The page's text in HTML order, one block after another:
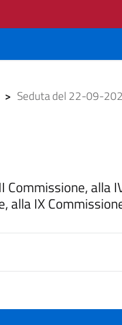
> Seduta del 22-09-
alla
alla IX